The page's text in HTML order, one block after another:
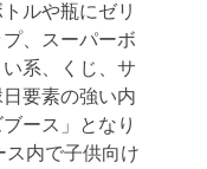
ルや瓶にゼリ
、スーパーボ
系、くじ、サ
要素の強い内
ース」となり
ス内で子供向け